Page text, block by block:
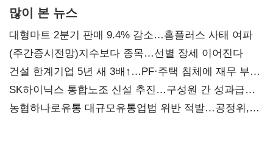
많이 본 뉴스
대형마트 2분기 판매 9.4% 감소…홈플러스 사태 여파
(주간증시전망)지수보다 종목…선별 장세 이어진다
건설 한계기업 5년 새 3배↑…PF·주택 침체에 재무 부담
확대
SK하이닉스 통합노조 신설 추진…구성원 간 성과급
불만 확산
농협하나로유통 대규모유통업법 위반 적발…공정위,